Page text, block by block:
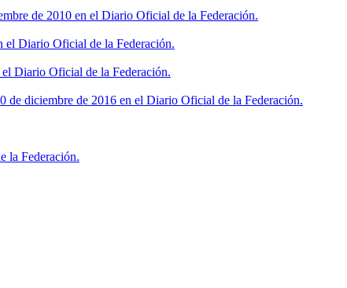
de 2010 en el Diario Oficial de la Federación.
el Diario Oficial de la Federación.
Diario Oficial de la Federación.
de diciembre de 2016 en el Diario Oficial de la Federación.
la Federación.